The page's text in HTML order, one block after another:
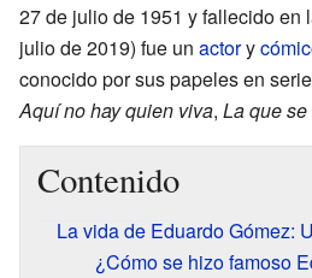
27 de julio de 1951 y fallecido en
julio de 2019) fue un actory
conocido por sus papeles en
Aquí no hay quien viva, La que
Contenido
La vida de Eduardo Gómez:
¿Cómo se hizo famoso